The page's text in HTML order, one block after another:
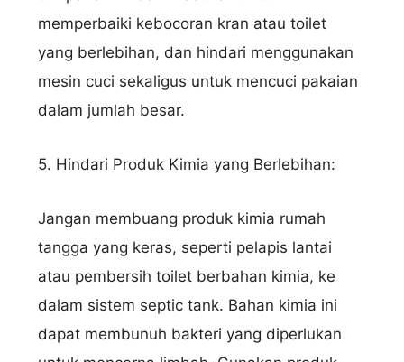
memperbaiki kebocoran kran atau toilet
yang berlebihan, dan hindari menggunakan
mesin cuci sekaligus untuk mencuci pakaian
dalam jumlah besar.
5. Hindari Produk Kimia yang Berlebihan:
Jangan membuang produk kimia rumah
tangga yang keras, seperti pelapis lantai
atau pembersih toilet berbahan kimia, ke
dalam sistem septic tank. Bahan kimia ini
dapat membunuh bakteri yang diperlukan
Nama Lengkap
Hubungi via WhatsApp